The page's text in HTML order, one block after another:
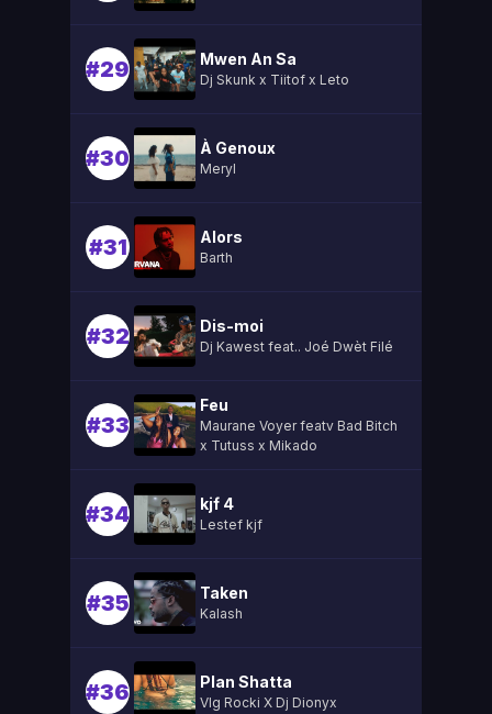
#29 Mwen An Sa
Dj Skunk x Tiitof x Leto
#30 À Genoux
Meryl
#31 Alors
Barth
#32 Dis-moi
Dj Kawest feat.. Joé Dwèt Filé
#33
Feu
Maurane Voyer featv Bad Bitch
x Tutuss x Mikado
#34 kjf 4
Lestef kjf
#35 Taken
Kalash
#36 Plan Shatta
Vlg Rocki X Dj Dionyx